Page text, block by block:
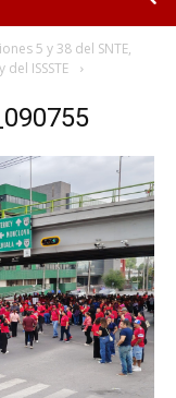
5 y 38 del SNTE,
ISSSTE